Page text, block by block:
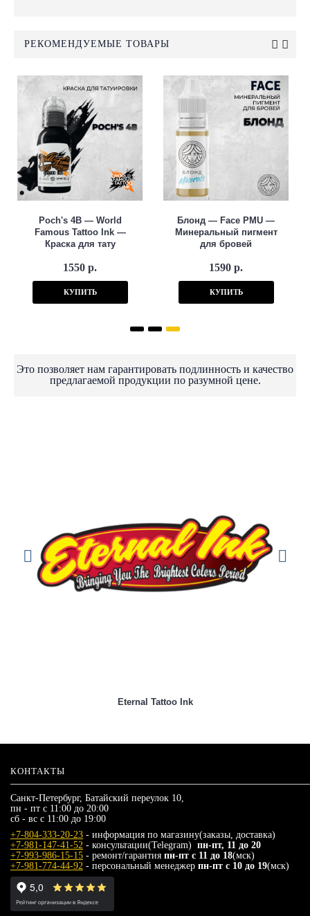
РЕКОМЕНДУЕМЫЕ ТОВАРЫ
Poch's 4B — World
Famous Tattoo Ink —
Краска для тату
1550 р.
КУПИТЬ
Блонд — Face PMU —
Минеральный пигмент
для бровей
1590 р.
КУПИТЬ
Это позволяет нам гарантировать подлинность и качество
предлагаемой продукции по разумной цене.
Eternal Tattoo Ink
КОНТАКТЫ
Санкт-Петербург, Батайский переулок 10,
пн - пт с 11:00 до 20:00
сб - вс с 11:00 до 19:00
+7-804-333-20-23 - информация по магазину(заказы, доставка)
+7-981-147-41-52 - консультации(Telegram) пн-пт, 11 до 20
+7-993-986-15-15 - ремонт/гарантия пн-пт с 11 до 18(мск)
+7-981-774-44-92 - персональный менеджер пн-пт с 10 до 19(мск)